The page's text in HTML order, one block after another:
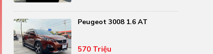
Peugeot 3008 1.6 AT
570 Triệu